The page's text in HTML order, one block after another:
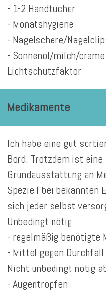
- 1-2 Handtücher
- Monatshygiene
- Nagelschere/
- Sonnenöl/milch/
Lichtschutzfaktor
Medikamente
Ich habe eine gut
Bord. Trotzdem ist eine
Grundausstattung an
Speziell bei bekannten
sich jeder selbst
Unbedingt nötig:
- regelmäßig benötigte
- Mittel gegen Durchfall
Nicht unbedingt nötig
- Augentropfen